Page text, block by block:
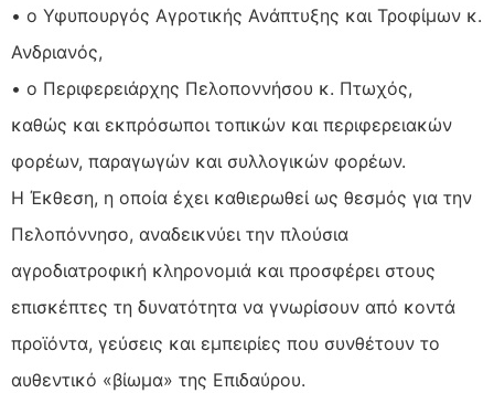
• ο Υφυπουργός Αγροτικής Ανάπτυξης και Τροφίμων κ.
Ανδριανός,
• ο Περιφερειάρχης Πελοποννήσου κ. Πτωχός,
καθώς και εκπρόσωποι τοπικών και περιφερειακών
φορέων, παραγωγών και συλλογικών φορέων.
Η Έκθεση, η οποία έχει καθιερωθεί ως θεσμός για την
Πελοπόννησο, αναδεικνύει την πλούσια
αγροδιατροφική κληρονομιά και προσφέρει στους
επισκέπτες τη δυνατότητα να γνωρίσουν από κοντά
προϊόντα, γεύσεις και εμπειρίες που συνθέτουν το
αυθεντικό «βίωμα» της Επιδαύρου.